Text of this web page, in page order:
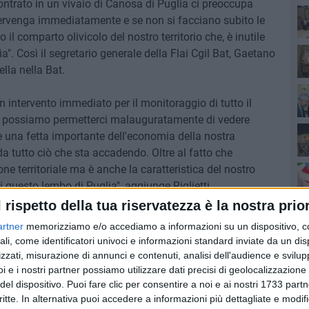
rispetto della tua riservatezza è la nostra
memorizziamo e/o accediamo a informazioni su un dispositivo,
come identificatori univoci e informazioni standard inviate da un
misurazione di annunci e contenuti, analisi dell'audience e
e i nostri partner possiamo utilizzare dati precisi di
dispositivo. Puoi fare clic per consentire a noi e ai nostri 1733
In alternativa puoi accedere a informazioni più dettagliate e
in un vivaio di Canosa di Puglia ci preoccupa
immediatamente e se non si facciano subito le
il comparto olivicolo del nostro territorio che, è inutile
Così il segretario generale della Flai Cgil Bat, Gaetano
nella Bat.
intervento immediato per il monitoraggio di tutto il
permetterci malauguratamente di vedere
fetta importante dell'economia della nostra
tutto ciò che sta accadendo. Oltre al fatto che
territoriale ma è anche la caratteristica del nostro
lembo di Puglia", aggiunge Riglietti.
quanto sta succedendo nelle ultime ore nella
accadere e così è stato.
nefasti della batteriosi da Xylella anche
olivicolo risulta fondamentale: solo nelle due
dalla pestilenza, Brindisi e Lecce, tra il 2017 e il